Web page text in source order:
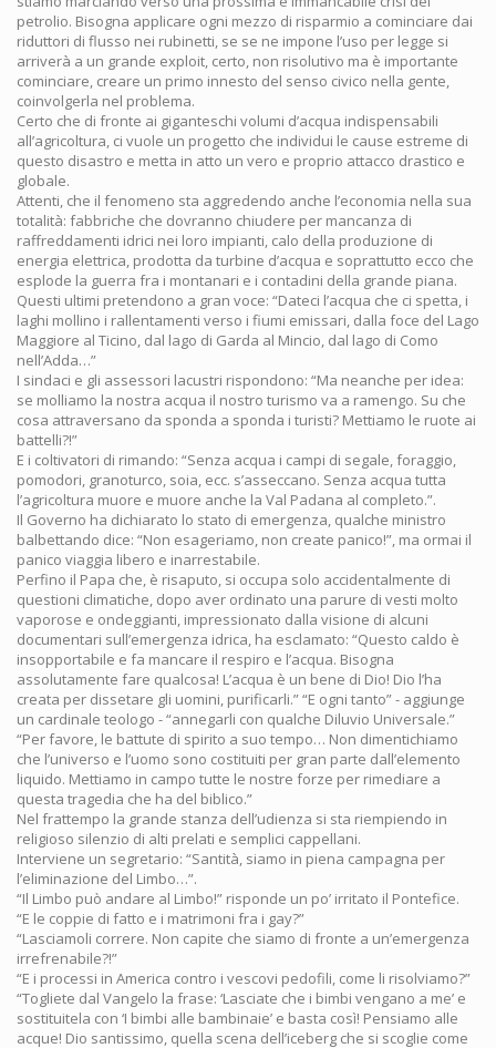
petrolio. Bisogna applicare ogni mezzo di risparmio a cominciare dai
riduttori di flusso nei rubinetti, se se ne impone l’uso per legge si
arriverà a un grande exploit, certo, non risolutivo ma è importante
cominciare, creare un primo innesto del senso civico nella gente,
coinvolgerla nel problema.
Certo che di fronte ai giganteschi volumi d’acqua indispensabili
all’agricoltura, ci vuole un progetto che individui le cause estreme di
questo disastro e metta in atto un vero e proprio attacco drastico e
globale.
Attenti, che il fenomeno sta aggredendo anche l’economia nella sua
totalità: fabbriche che dovranno chiudere per mancanza di
raffreddamenti idrici nei loro impianti, calo della produzione di
energia elettrica, prodotta da turbine d’acqua e soprattutto ecco che
esplode la guerra fra i montanari e i contadini della grande piana.
Questi ultimi pretendono a gran voce: “Dateci l’acqua che ci spetta, i
laghi mollino i rallentamenti verso i fiumi emissari, dalla foce del Lago
Maggiore al Ticino, dal lago di Garda al Mincio, dal lago di Como
nell’Adda…”
I sindaci e gli assessori lacustri rispondono: “Ma neanche per idea:
se molliamo la nostra acqua il nostro turismo va a ramengo. Su che
cosa attraversano da sponda a sponda i turisti? Mettiamo le ruote ai
battelli?!”
E i coltivatori di rimando: “Senza acqua i campi di segale, foraggio,
pomodori, granoturco, soia, ecc. s’asseccano. Senza acqua tutta
l’agricoltura muore e muore anche la Val Padana al completo.”.
Il Governo ha dichiarato lo stato di emergenza, qualche ministro
balbettando dice: “Non esageriamo, non create panico!”, ma ormai il
panico viaggia libero e inarrestabile.
Perfino il Papa che, è risaputo, si occupa solo accidentalmente di
questioni climatiche, dopo aver ordinato una parure di vesti molto
vaporose e ondeggianti, impressionato dalla visione di alcuni
documentari sull’emergenza idrica, ha esclamato: “Questo caldo è
insopportabile e fa mancare il respiro e l’acqua. Bisogna
assolutamente fare qualcosa! L’acqua è un bene di Dio! Dio l’ha
creata per dissetare gli uomini, purificarli.” “E ogni tanto” - aggiunge
un cardinale teologo - “annegarli con qualche Diluvio Universale.”
“Per favore, le battute di spirito a suo tempo… Non dimentichiamo
che l’universo e l’uomo sono costituiti per gran parte dall’elemento
liquido. Mettiamo in campo tutte le nostre forze per rimediare a
questa tragedia che ha del biblico.”
Nel frattempo la grande stanza dell’udienza si sta riempiendo in
religioso silenzio di alti prelati e semplici cappellani.
Interviene un segretario: “Santità, siamo in piena campagna per
l’eliminazione del Limbo…”.
“Il Limbo può andare al Limbo!” risponde un po’ irritato il Pontefice.
“E le coppie di fatto e i matrimoni fra i gay?”
“Lasciamoli correre. Non capite che siamo di fronte a un’emergenza
irrefrenabile?!”
“E i processi in America contro i vescovi pedofili, come li risolviamo?”
“Togliete dal Vangelo la frase: ‘Lasciate che i bimbi vengano a me’ e
sostituitela con ‘I bimbi alle bambinaie’ e basta così! Pensiamo alle
acque! Dio santissimo, quella scena dell’iceberg che si scoglie come